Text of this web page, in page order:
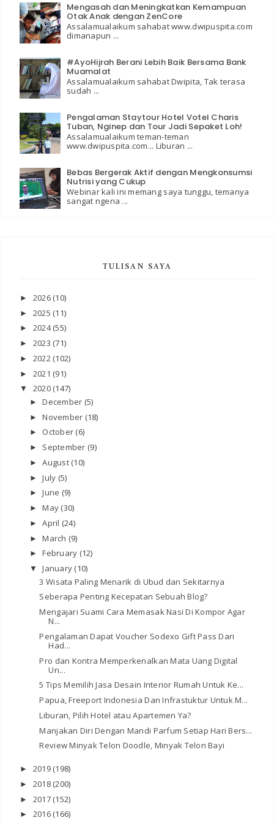
Mengasah dan Meningkatkan Kemampuan
Otak Anak dengan ZenCore
Assalamualaikum sahabat www.dwipuspita.com
dimanapun ...
#AyoHijrah Berani Lebih Baik Bersama Bank
Muamalat
Assalamualaikum sahabat Dwipita, Tak terasa
sudah ...
Pengalaman Staytour Hotel Votel Charis
Tuban, Nginep dan Tour Jadi Sepaket Loh!
Assalamualaikum teman-teman
www.dwipuspita.com... Liburan ...
Bebas Bergerak Aktif dengan Mengkonsumsi
Nutrisi yang Cukup
Webinar kali ini memang saya tunggu, temanya
sangat ngena ...
TULISAN SAYA
► 2026 (10)
► 2025 (11)
► 2024(55)
► 2023 (71)
► 2022 (102)
► 2021 (91)
▼ 2020 (147)
►December (5)
►November (18)
► October (6)
► September (9)
►August (10)
►July (5)
►June (9)
►May (30)
►April (24)
►March (9)
►February (12)
▼January (10)
3 Wisata Paling Menarik di Ubud dan Sekitarnya
Seberapa Penting Kecepatan Sebuah Blog?
Mengajari Suami Cara Memasak Nasi Di Kompor Agar
N...
Pengalaman Dapat Voucher Sodexo Gift Pass Dari
Had...
Pro dan Kontra Memperkenalkan Mata Uang Digital
Un...
5 Tips Memilih Jasa Desain Interior Rumah Untuk Ke...
Papua, Freeport Indonesia Dan Infrastuktur Untuk M...
Liburan, Pilih Hotel atau Apartemen Ya?
Manjakan Diri Dengan Mandi Parfum Setiap Hari Bers...
Review Minyak Telon Doodle, Minyak Telon Bayi
► 2019 (198)
► 2018 (200)
► 2017 (152)
► 2016 (166)